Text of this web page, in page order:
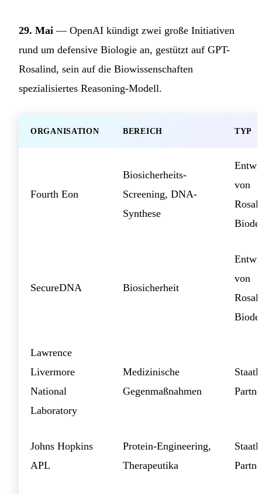
29. Mai — OpenAI kündigt zwei große Initiativen
rund um defensive Biologie an, gestützt auf GPT-
Rosalind, sein auf die Biowissenschaften
spezialisiertes Reasoning-Modell.
ORGANISATION BEREICH TYP
Fourth Eon
Biosicherheits-
Screening, DNA-
Synthese
von
SecureDNA Biosicherheit
von
Lawrence
Livermore
National
Laboratory
Medizinische
Gegenmaßnahmen
Johns Hopkins
APL
Protein-Engineering,
Therapeutika